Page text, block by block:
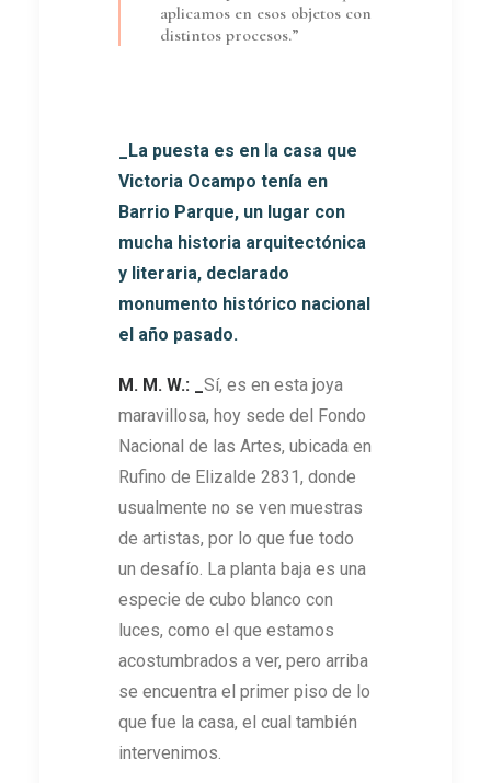
aplicamos en esos objetos con
distintos procesos.”
_La puesta es en la casa que
Victoria Ocampo tenía en
Barrio Parque, un lugar con
mucha historia arquitectónica
y literaria, declarado
monumento histórico nacional
el año pasado.
M. M. W.: _ Sí, es en esta joya
maravillosa, hoy sede del Fondo
Nacional de las Artes, ubicada en
Rufino de Elizalde 2831, donde
usualmente no se ven muestras
de artistas, por lo que fue todo
un desafío. La planta baja es una
especie de cubo blanco con
luces, como el que estamos
acostumbrados a ver, pero arriba
se encuentra el primer piso de lo
que fue la casa, el cual también
intervenimos.